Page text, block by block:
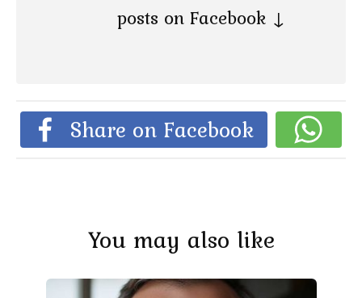
posts on Facebook ↓
Share on Facebook
You may also like